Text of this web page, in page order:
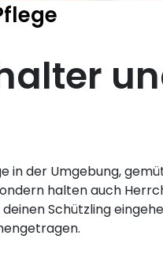
in der Umgebung,
halten auch
Schützling